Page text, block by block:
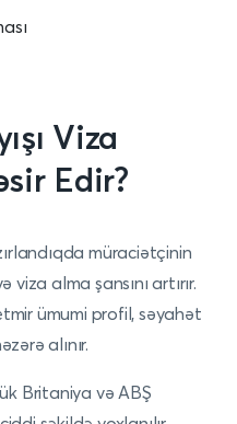
Viza
Edir?
müraciətçinin
alma şansını artırır.
ümumi profil, səyahət
alınır.
Britaniya və ABŞ